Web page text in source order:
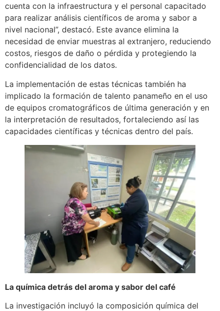
cuenta con la infraestructura y el personal capacitado
para realizar análisis científicos de aroma y sabor a
nivel nacional”, destacó. Este avance elimina la
necesidad de enviar muestras al extranjero, reduciendo
costos, riesgos de daño o pérdida y protegiendo la
confidencialidad de los datos.
La implementación de estas técnicas también ha
implicado la formación de talento panameño en el uso
de equipos cromatográficos de última generación y en
la interpretación de resultados, fortaleciendo así las
capacidades científicas y técnicas dentro del país.
La química detrás del aroma y sabor del café
La investigación incluyó la composición química del